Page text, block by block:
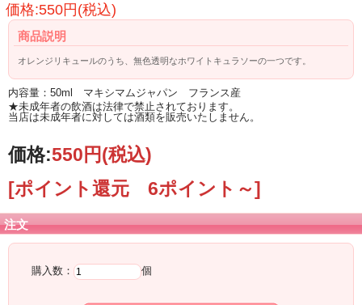
価格:550円(税込)
商品説明
オレンジリキュールのうち、無色透明なホワイトキュラソーの一つです。
内容量：50ml マキシマムジャパン フランス産
★未成年者の飲酒は法律で禁止されております。
当店は未成年者に対しては酒類を販売いたしません。
価格:550円(税込)
[ポイント還元 6ポイント～]
注文
購入数： 個